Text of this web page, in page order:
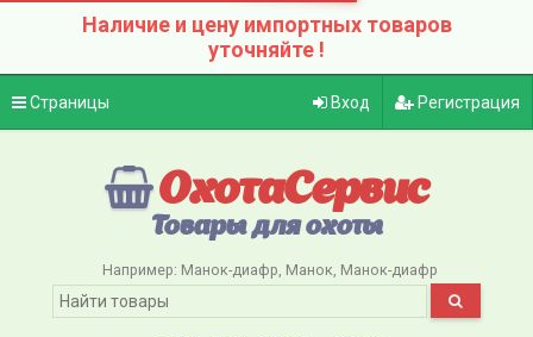
Наличие и цену импортных товаров
уточняйте !
Страницы Вход Регистрация
ОхотаСервис
Товары для охоты
Например: Манок-диафр Манок Манок-диафр